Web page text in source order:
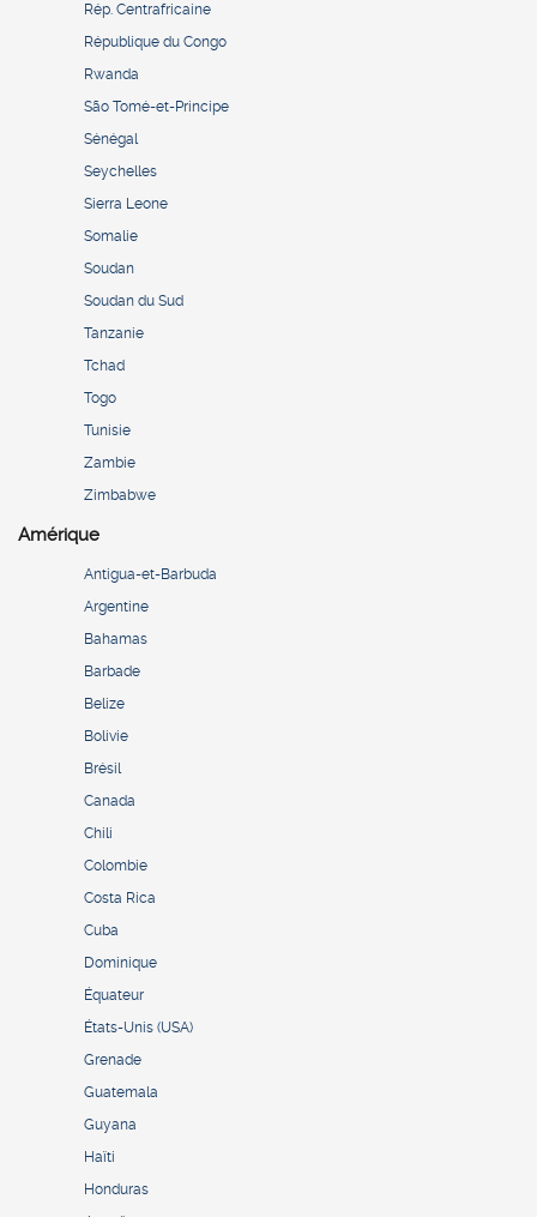
Rép. Centrafricaine
République du Congo
Rwanda
São Tomé-et-Principe
Sénégal
Seychelles
Sierra Leone
Somalie
Soudan
Soudan du Sud
Tanzanie
Tchad
Togo
Tunisie
Zambie
Zimbabwe
Amérique
Antigua-et-Barbuda
Argentine
Bahamas
Barbade
Belize
Bolivie
Brésil
Canada
Chili
Colombie
Costa Rica
Cuba
Dominique
Équateur
États-Unis (USA)
Grenade
Guatemala
Guyana
Haïti
Honduras